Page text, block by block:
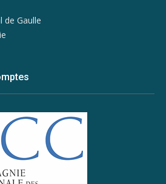
de Gaulle